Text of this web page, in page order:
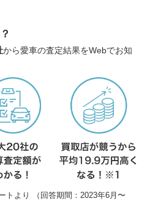
から愛車の査定結果をWebでお知
トより （回答期間：2023年6月〜